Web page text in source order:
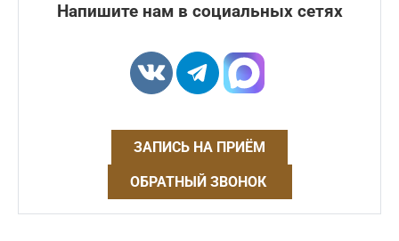
Напишите нам в социальных сетях
ЗАПИСЬ НА ПРИЁМ
ОБРАТНЫЙ ЗВОНОК